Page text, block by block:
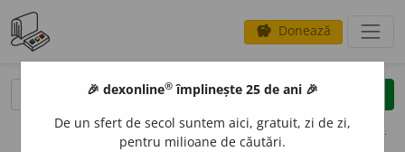
savings Donează
clear
opțiuni
🎉 dexonline® împlinește 25 de ani 🎉
De un sfert de secol suntem aici, gratuit, zi de zi,
pentru milioane de căutări.